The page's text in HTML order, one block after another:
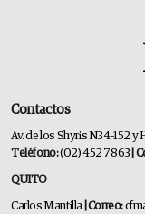
Contactos
Av. de los Shyris N34-152 y
Teléfono:(02) 452 7863 |
QUITO
Carlos Mantilla | Correo: